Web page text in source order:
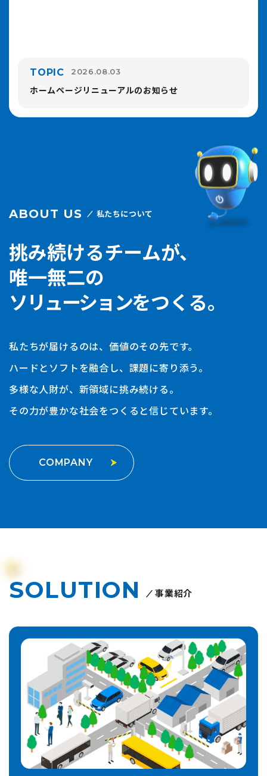
TOPIC 2026.08.03
ホームページリニューアルのお知らせ
ABOUT US 私たちについて
挑み続けるチームが、
唯一無二の
ソリューションをつくる。
私たちが届けるのは、価値のその先です。
ハードとソフトを融合し、課題に寄り添う。
多様な人財が、新領域に挑み続ける。
その力が豊かな社会をつくると信じています。
COMPANY
SOLUTION 事業紹介